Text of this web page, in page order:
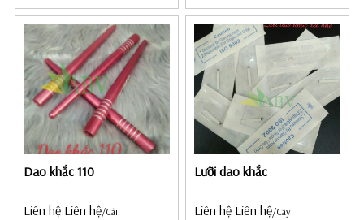
Dao khắc 110
Liên hệ Liên hệ/Cái
Lưỡi dao khắc
Liên hệ Liên hệ/Cây